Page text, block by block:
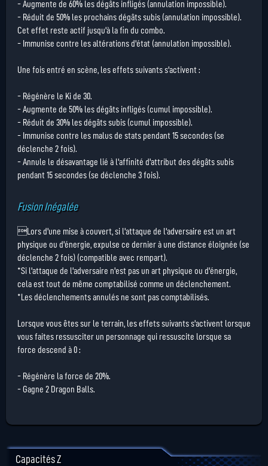
- Augmente de 60% les dégâts infligés (annulation impossible).
- Réduit de 50% les prochains dégâts subis (annulation impossible).
Cet effet reste actif jusqu'à la fin du combo.
- Immunise contre les altérations d'état (annulation impossible).
Une fois entré en scène, les effets suivants s'activent :
- Régénère le Ki de 30.
- Augmente de 50% les dégâts infligés (cumul impossible).
- Réduit de 30% les dégâts subis (cumul impossible).
- Immunise contre les malus de stats pendant 15 secondes (se
déclenche 2 fois).
- Annule le désavantage lié à l'affinité d'attribut des dégâts subis
pendant 15 secondes (se déclenche 3 fois).
Fusion Inégalée
Lors d'une mise à couvert, si l'attaque de l'adversaire est un art
physique ou d'énergie, expulse ce dernier à une distance éloignée (se
déclenche 2 fois) (compatible avec rempart).
*Si l'attaque de l'adversaire n'est pas un art physique ou d'énergie,
cela est tout de même comptabilisé comme un déclenchement.
*Les déclenchements annulés ne sont pas comptabilisés.
Lorsque vous êtes sur le terrain, les effets suivants s'activent lorsque
vous faites ressusciter un personnage qui ressuscite lorsque sa
force descend à 0 :
- Régénère la force de 20%.
- Gagne 2 Dragon Balls.
Capacités Z